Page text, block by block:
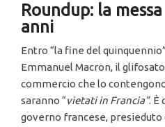
Roundup: la
anni
Entro “la fine del
Emmanuel Macron, il
commercio che lo
saranno “vietati in Francia”. È
governo francese, presieduto